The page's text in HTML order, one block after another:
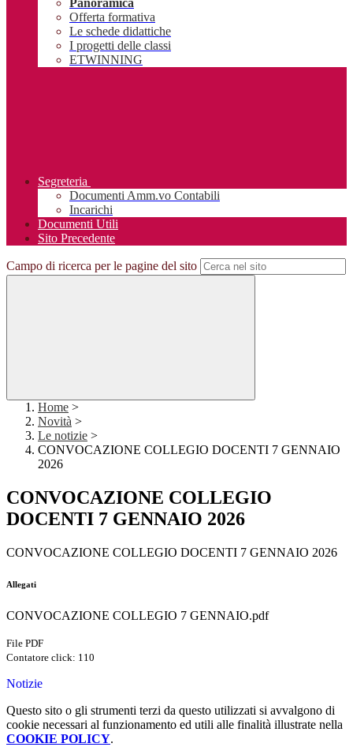
Panoramica
Offerta formativa
Le schede didattiche
I progetti delle classi
ETWINNING
Segreteria
Documenti Amm.vo Contabili
Incarichi
Documenti Utili
Sito Precedente
Campo di ricerca per le pagine del sito
Home >
Novità >
Le notizie >
CONVOCAZIONE COLLEGIO DOCENTI 7 GENNAIO
2026
CONVOCAZIONE COLLEGIO
DOCENTI 7 GENNAIO 2026
CONVOCAZIONE COLLEGIO DOCENTI 7 GENNAIO 2026
Allegati
CONVOCAZIONE COLLEGIO 7 GENNAIO.pdf
File PDF
Contatore click: 110
Notizie
Questo sito o gli strumenti terzi da questo utilizzati si avvalgono di
cookie necessari al funzionamento ed utili alle finalità illustrate nella
COOKIE POLICY.